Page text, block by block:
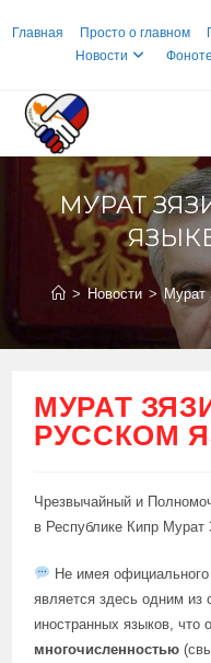
Главная Просто о главном
Новости
МУРАТ
> Новости > Мурат
МУРАТ
РУССКОМ
Чрезвычайный и
в Республике Кипр Мурат
Не имея
является здесь одним из
иностранных языков, что
многочисленностью